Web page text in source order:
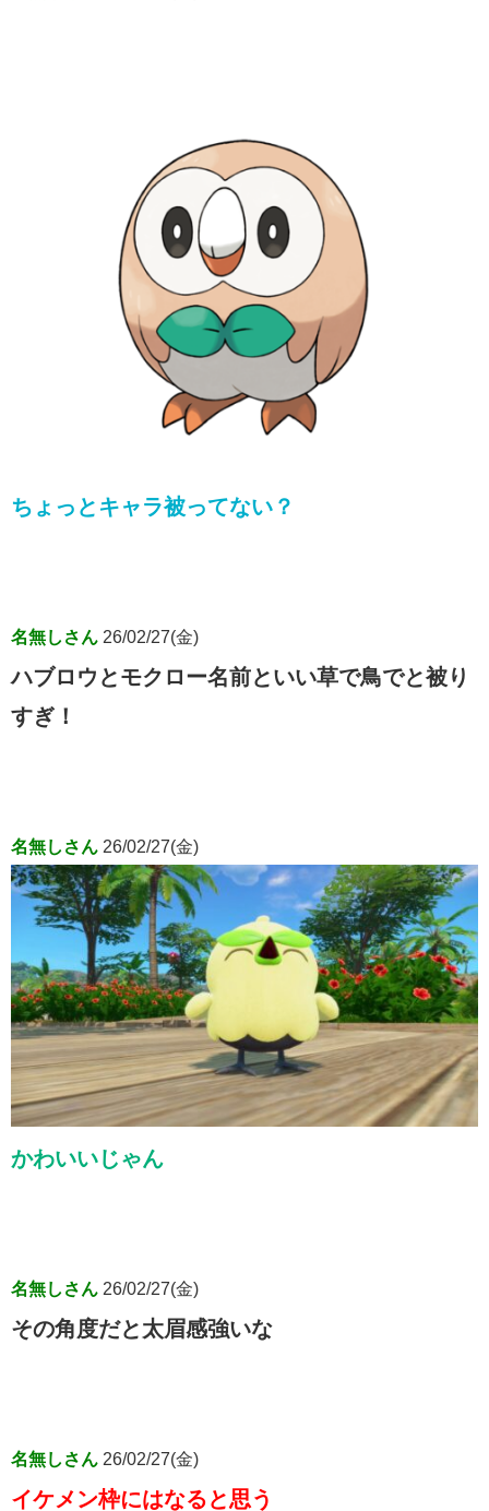
ちょっとキャラ被ってない？
名無しさん 26/02/27(金)
ハブロウとモクロー名前といい草で鳥でと被り
すぎ！
名無しさん 26/02/27(金)
かわいいじゃん
名無しさん 26/02/27(金)
その角度だと太眉感強いな
名無しさん 26/02/27(金)
イケメン枠にはなると思う